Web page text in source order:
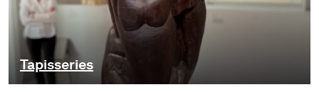
Tapisseries